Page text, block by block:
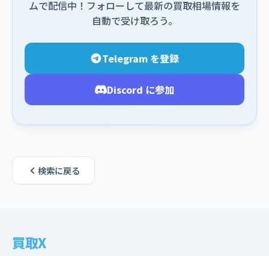
ムで配信中！フォローして最新の買取相場情報を
自動で受け取ろう。
Telegram を登録
Discord に参加
検索に戻る
買取X